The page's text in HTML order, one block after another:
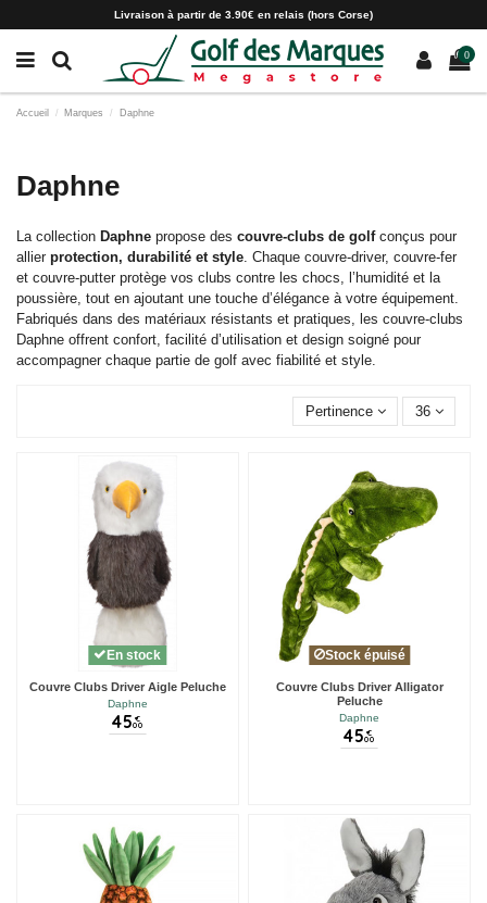
Livraison à partir de 3.90€ en relais (hors Corse)
0
Accueil Marques Daphne
Daphne
La collection Daphne propose des couvre-clubs de golfconçus pour
allier protection, durabilité et style. Chaque couvre-driver, couvre-fer
et couvre-putter protège vos clubs contre les chocs, l’humidité et la
poussière, tout en ajoutant une touche d’élégance à votre équipement.
Fabriqués dans des matériaux résistants et pratiques, les couvre-clubs
Daphne offrent confort, facilité d’utilisation et design soigné pour
accompagner chaque partie de golf avec fiabilité et style.
Pertinence 36
En stock
Couvre Clubs Driver Aigle Peluche
Daphne
45 €
00
Stock épuisé
Couvre Clubs Driver Alligator
Peluche
Daphne
45 €
00
Paramètres des cookies